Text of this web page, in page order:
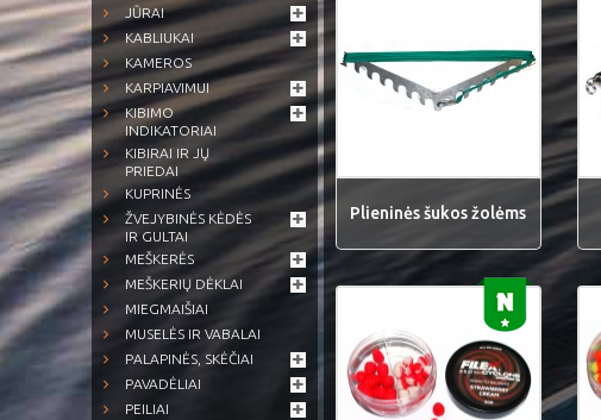
JŪRAI
KABLIUKAI
KAMEROS
KARPIAVIMUI
KIBIMO
INDIKATORIAI
KIBIRAI IR JŲ
PRIEDAI
KUPRINĖS
ŽVEJYBINĖS KĖDĖS
IR GULTAI
MEŠKERĖS
MEŠKERIŲ DĖKLAI
MIEGMAIŠIAI
MUSELĖS IR VABALAI
PALAPINĖS, SKĖČIAI
PAVADĖLIAI
PEILIAI
Plieninės šukos žolėms